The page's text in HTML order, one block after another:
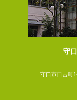
守
守口市日吉町